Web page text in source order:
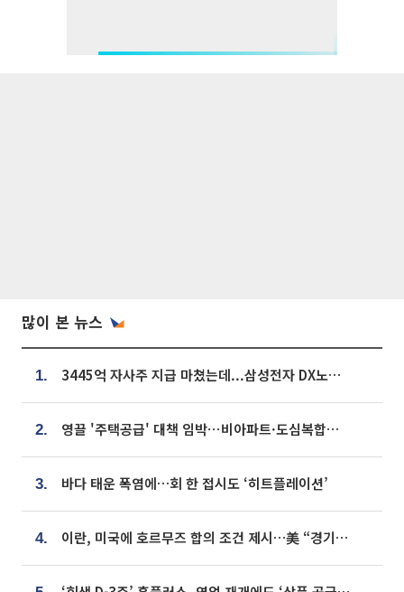
많이 본 뉴스
1. 3445억 자사주 지급 마쳤는데...삼성전자 DX노조, 뒤늦은 '떼쓰기 집회'
2. 영끌 '주택공급' 대책 임박⋯비아파트·도심복합까지 총동원
3. 바다 태운 폭염에…회 한 접시도 ‘히트플레이션’
4. 이란, 미국에 호르무즈 합의 조건 제시…美 “경기 아직 안 끝나” [종합]